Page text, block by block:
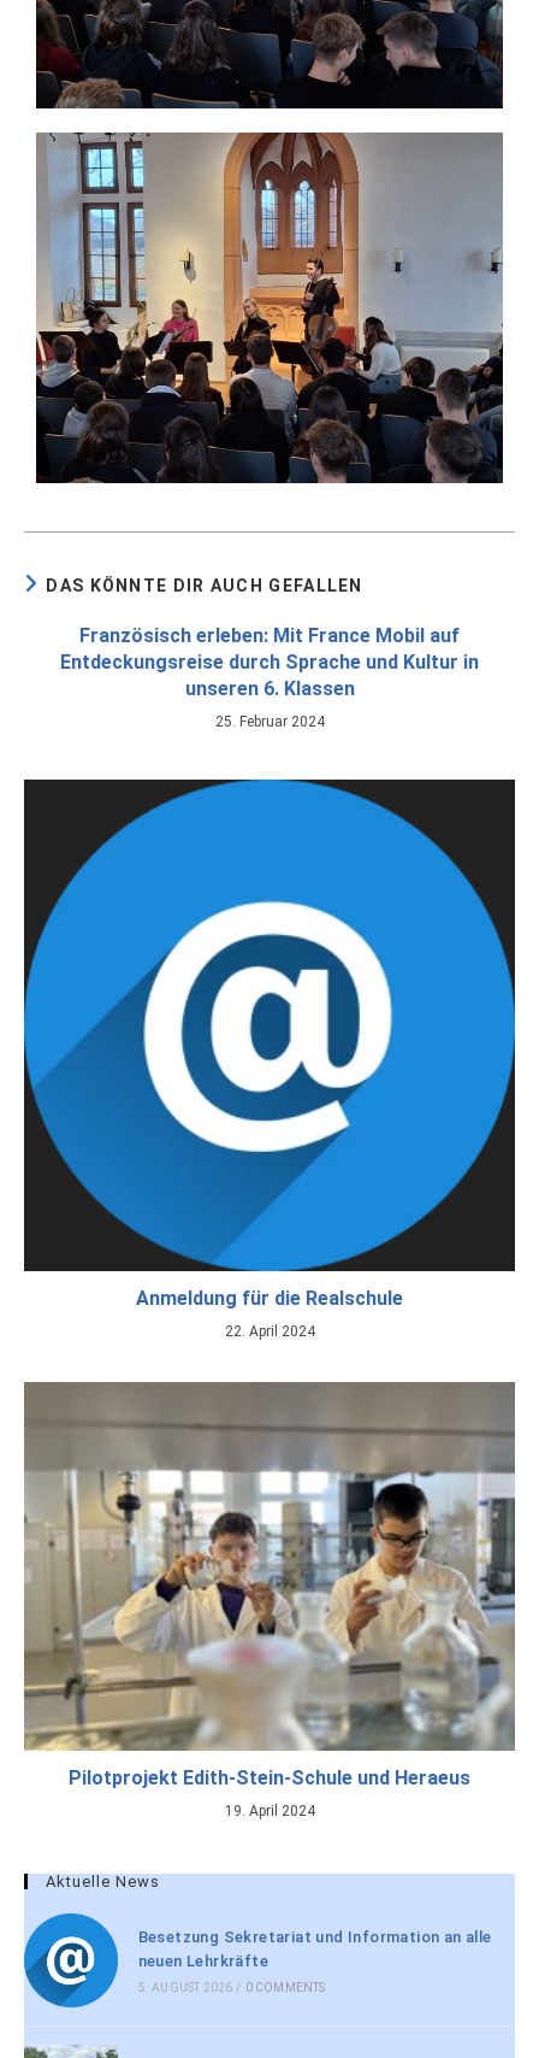
DAS KÖNNTE DIR AUCH GEFALLEN
Französisch erleben: Mit France Mobil auf
Entdeckungsreise durch Sprache und Kultur in
unseren 6. Klassen
25. Februar 2024
Anmeldung für die Realschule
22. April 2024
Pilotprojekt Edith-Stein-Schule und Heraeus
19. April 2024
Aktuelle News
Besetzung Sekretariat und Information an alle
neuen Lehrkräfte
5. AUGUST 2026 / 0 COMMENTS